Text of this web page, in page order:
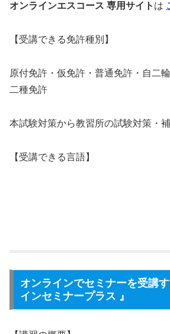
オンラインエスコース 専用サイト は
【受講できる免許種別】
原付免許・仮免許・普通免許・自二
二種免許
本試験対策から教習所の試験対策・
【受講できる言語】
オンラインでセミナーを受講
インセミナープラス 』